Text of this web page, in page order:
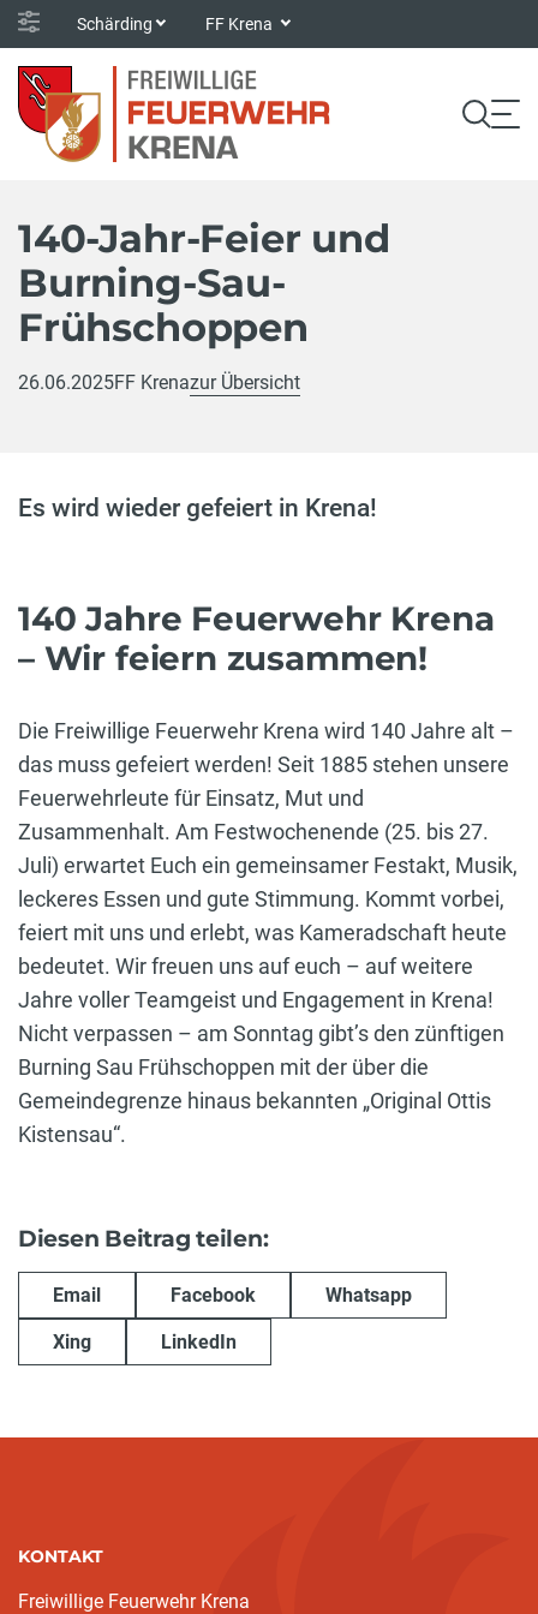
Schärding FF Krena
140-Jahr-Feier und
Burning-Sau-
Frühschoppen
26.06.2025FF Krenazur Übersicht
Es wird wieder gefeiert in Krena!
140 Jahre Feuerwehr Krena
– Wir feiern zusammen!
Die Freiwillige Feuerwehr Krena wird 140 Jahre alt –
das muss gefeiert werden! Seit 1885 stehen unsere
Feuerwehrleute für Einsatz, Mut und
Zusammenhalt. Am Festwochenende (25. bis 27.
Juli) erwartet Euch ein gemeinsamer Festakt, Musik,
leckeres Essen und gute Stimmung. Kommt vorbei,
feiert mit uns und erlebt, was Kameradschaft heute
bedeutet. Wir freuen uns auf euch – auf weitere
Jahre voller Teamgeist und Engagement in Krena!
Nicht verpassen – am Sonntag gibt’s den zünftigen
Burning Sau Frühschoppen mit der über die
Gemeindegrenze hinaus bekannten „Original Ottis
Kistensau“.
Diesen Beitrag teilen:
Email Facebook Whatsapp
Xing LinkedIn
KONTAKT
Freiwillige Feuerwehr Krena